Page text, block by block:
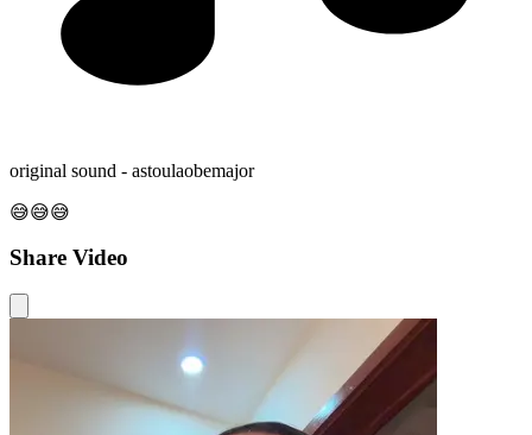
original sound - astoulaobemajor
😅😅😅
Share Video